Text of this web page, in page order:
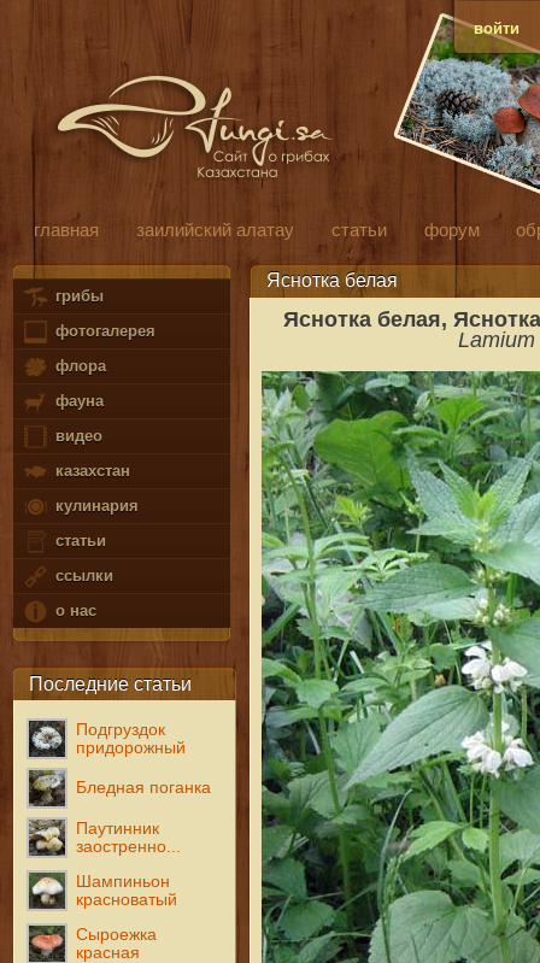
войти
главная заилийский алатау статьи форум
грибы
фотогалерея
флора
фауна
видео
казахстан
кулинария
статьи
ссылки
о нас
Последние статьи
Подгруздок
придорожный
Бледная поганка
Паутинник
заостренно...
Шампиньон
красноватый
Сыроежка
красная
Яснотка белая
Яснотка белая,